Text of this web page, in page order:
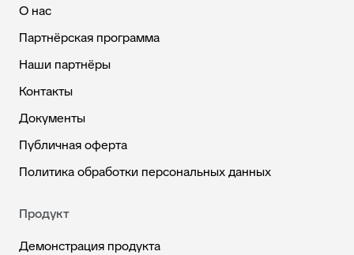
О нас
Партнёрская программа
Наши партнёры
Контакты
Документы
Публичная оферта
Политика обработки персональных данных
Продукт
Демонстрация продукта